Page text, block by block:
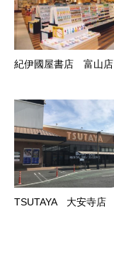
紀伊國屋書店 富山店
TSUTAYA 大安寺店